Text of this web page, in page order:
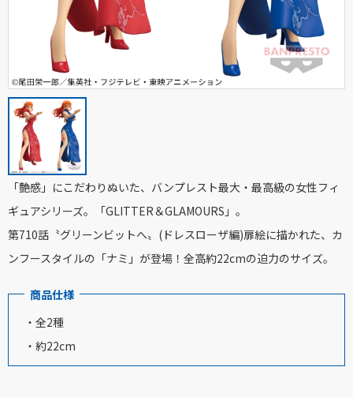
「艶感」にこだわりぬいた、バンプレスト最大・最高級の女性フィ
ギュアシリーズ。「GLITTER＆GLAMOURS」。
第710話〝グリーンビットへ〟(ドレスローザ編)扉絵に描かれた、カ
ンフースタイルの「ナミ」が登場！全高約22cmの迫力のサイズ。
商品仕様
・全2種
・約22cm